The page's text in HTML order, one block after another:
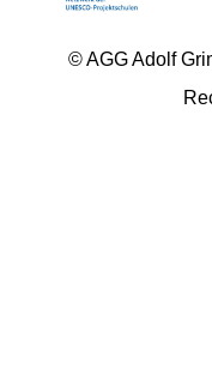
© AGG Adolf